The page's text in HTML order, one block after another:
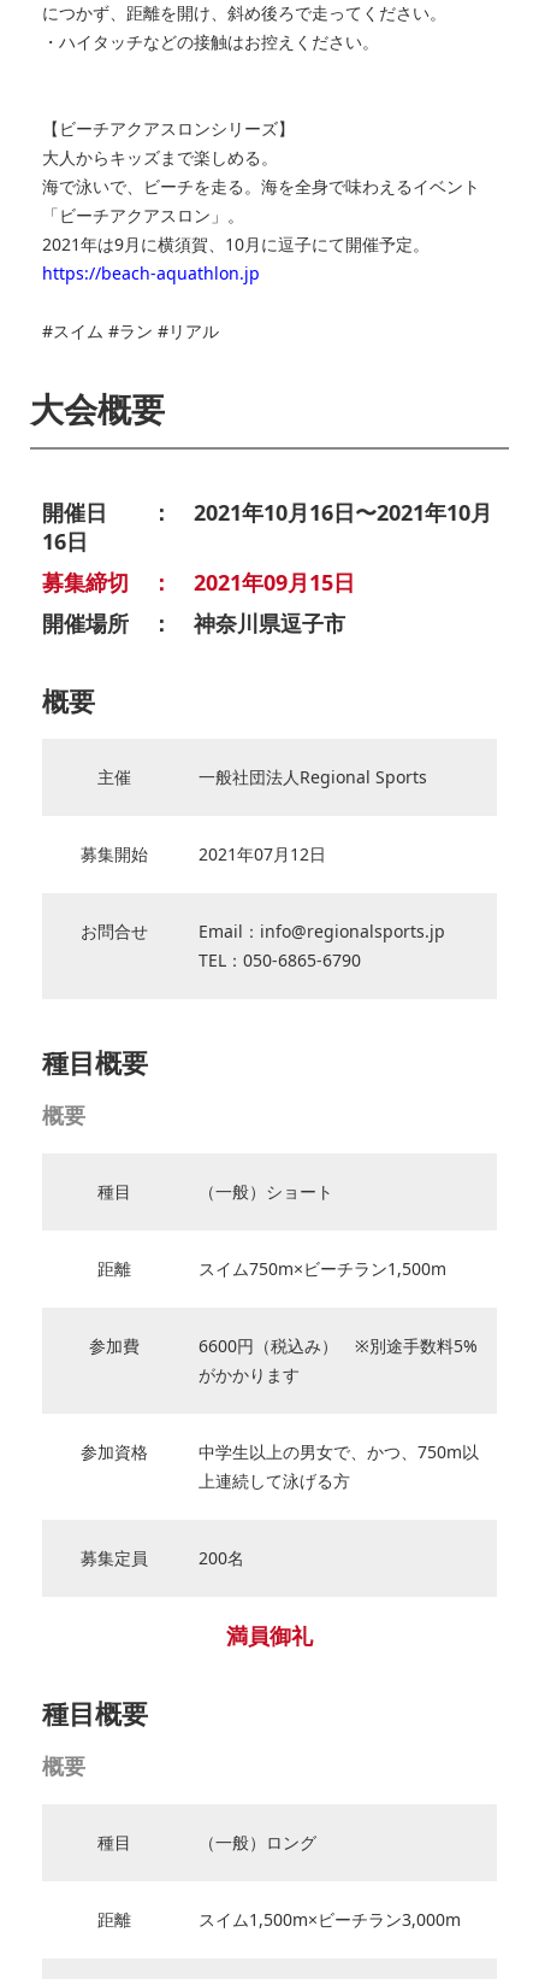
につかず、距離を開け、斜め後ろで走ってください。
・ハイタッチなどの接触はお控えください。
【ビーチアクアスロンシリーズ】
大人からキッズまで楽しめる。
海で泳いで、ビーチを走る。海を全身で味わえるイベント
「ビーチアクアスロン」。
2021年は9月に横須賀、10月に逗子にて開催予定。
https://beach-aquathlon.jp
#スイム #ラン #リアル
大会概要
開催日 ： 2021年10月16日〜2021年10月
16日
募集締切 ： 2021年09月15日
開催場所 ： 神奈川県逗子市
概要
主催 一般社団法人Regional Sports
募集開始 2021年07月12日
お問合せ
Email：info@regionalsports.jp
TEL：050-6865-6790
種目概要
概要
種目 （一般）ショート
距離 スイム750m×ビーチラン1,500m
参加費
6600円（税込み） ※別途手数料5%
がかかります
参加資格
中学生以上の男女で、かつ、750m以
上連続して泳げる方
募集定員 200名
満員御礼
種目概要
概要
種目 （一般）ロング
距離 スイム1,500m×ビーチラン3,000m